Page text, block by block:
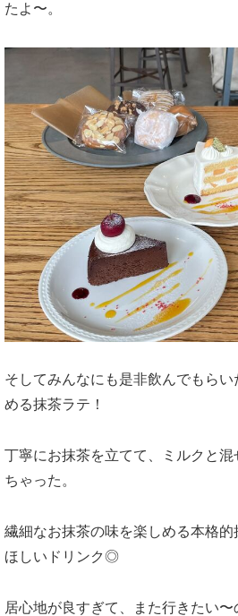
たよ〜。
そしてみんなにも是非飲んでもら
める抹茶ラテ！
丁寧にお抹茶を立てて、ミルクと
ちゃった。
繊細なお抹茶の味を楽しめる本格
ほしいドリンク◎
居心地が良すぎて、また行きたい〜